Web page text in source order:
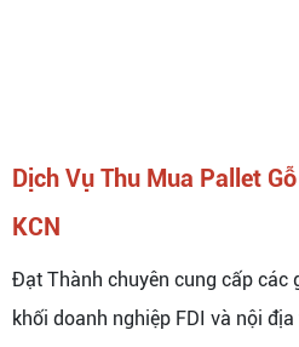
Dịch Vụ Thu Mua Pallet
KCN
Đạt Thành chuyên cung cấp các
khối doanh nghiệp FDI và nội